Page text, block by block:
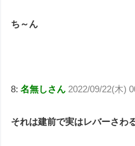
ち～ん
8:名無しさん 2022/09/22(木)
それは建前で実はレバーさわ